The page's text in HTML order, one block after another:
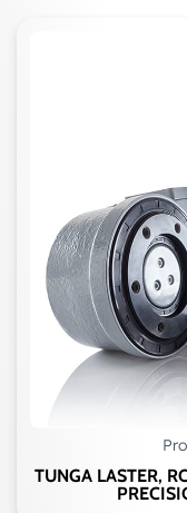
TUNGA LASTER,